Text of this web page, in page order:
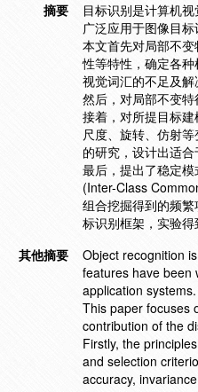
摘要
目标识别是计算机
广泛应用于图像目标
本文首先对局部不
性等特性，确定各
视觉词汇的不足及解
然后，对局部不变
接着，对所提目标
尺度、旋转、仿射
的研究，设计出适
最后，提出了稳定
(Inter-Class
组合挖掘得到的频
标识别框架，实验得
其他摘要
Object recognition
features have been
application systems.
This paper focuses
contribution of the
Firstly, the
and selection
accuracy,